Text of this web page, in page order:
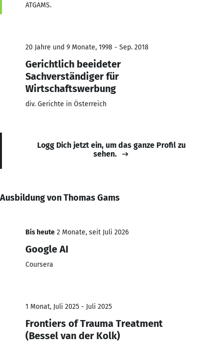
ATGAMS.
20 Jahre und 9 Monate, 1998 - Sep. 2018
Gerichtlich beeideter
Sachverständiger für
Wirtschaftswerbung
div. Gerichte in Österreich
Logg Dich jetzt ein, um das ganze Profil zu
sehen.
Ausbildung von Thomas Gams
Bis heute 2 Monate, seit Juli 2026
Google AI
Coursera
1 Monat, Juli 2025 - Juli 2025
Frontiers of Trauma Treatment
(Bessel van der Kolk)